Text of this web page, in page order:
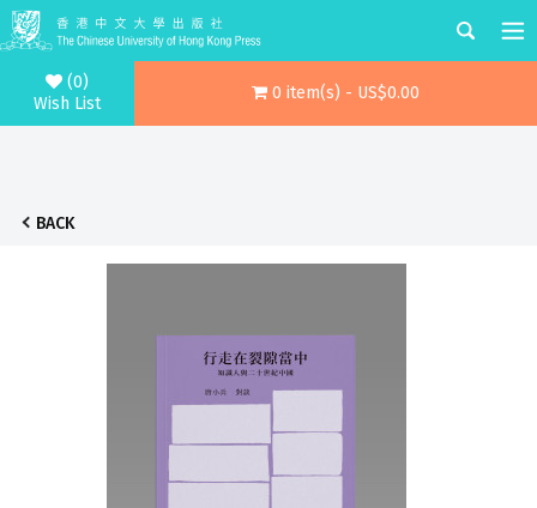
(0)
Wish List
0 item(s) - US$0.00
BACK